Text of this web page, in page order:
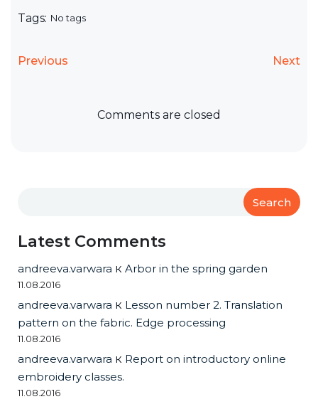
Tags: No tags
Previous Next
Comments are closed
Search
Latest Comments
andreeva.varwara к Arbor in the spring garden
11.08.2016
andreeva.varwara к Lesson number 2. Translation
pattern on the fabric. Edge processing
11.08.2016
andreeva.varwara к Report on introductory online
embroidery classes.
11.08.2016